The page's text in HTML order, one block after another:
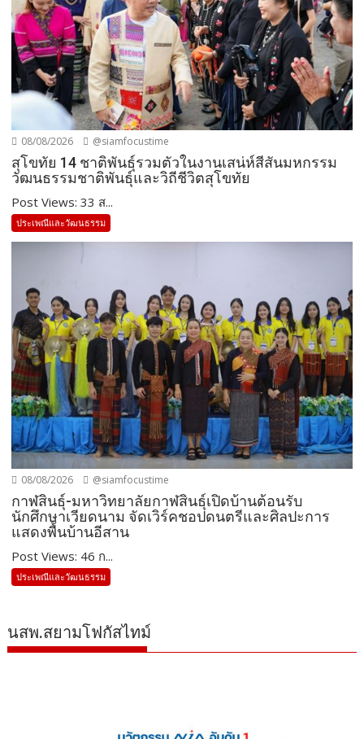
08/08/2026 @siamfocustime
สุโขทัย 14 ชาติพันธุ์รวมตัวในงานเสน่ห์สีสันมหกรรม
วัฒนธรรมชาติพันธุ์และวิถีชีวิตสุโขทัย
Post Views: 33 ส...
ประเพณีและวัฒนธรรม
08/08/2026 @siamfocustime
กาฬสินธุ์-มหาวิทยาลัยกาฬสินธุ์เปิดบ้านต้อนรับ
นักศึกษาเวียดนาม จัดเวิร์คชอปดนตรีและศิลปะการ
แสดงพื้นบ้านอีสาน
Post Views: 46 ก...
ประเพณีและวัฒนธรรม
นสพ.สยามโฟกัสไทม์